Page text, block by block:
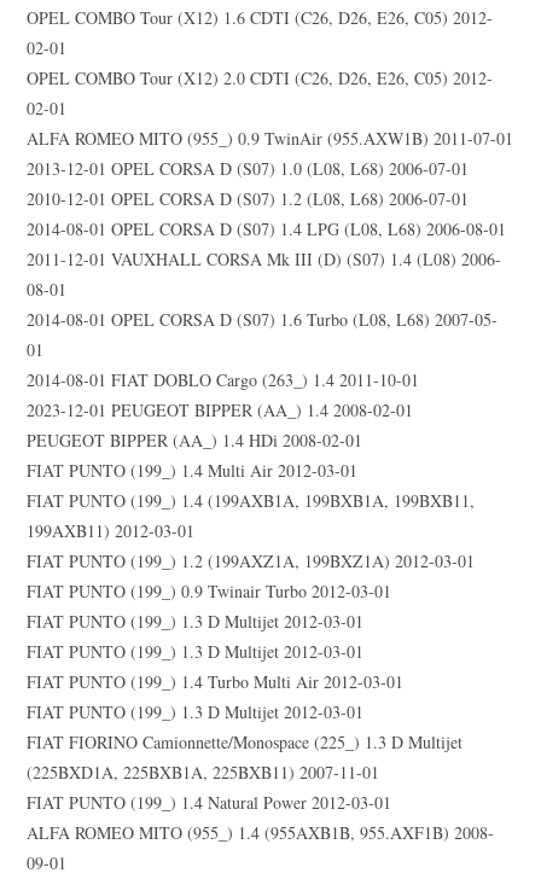
OPEL COMBO Tour (X12) 1.6 CDTI (C26, D26, E26, C05) 2012-
02-01
OPEL COMBO Tour (X12) 2.0 CDTI (C26, D26, E26, C05) 2012-
02-01
ALFA ROMEO MITO (955_) 0.9 TwinAir (955.AXW1B) 2011-07-01
2013-12-01 OPEL CORSA D (S07) 1.0 (L08, L68) 2006-07-01
2010-12-01 OPEL CORSA D (S07) 1.2 (L08, L68) 2006-07-01
2014-08-01 OPEL CORSA D (S07) 1.4 LPG (L08, L68) 2006-08-01
2011-12-01 VAUXHALL CORSA Mk III (D) (S07) 1.4 (L08) 2006-
08-01
2014-08-01 OPEL CORSA D (S07) 1.6 Turbo (L08, L68) 2007-05-
01
2014-08-01 FIAT DOBLO Cargo (263_) 1.4 2011-10-01
2023-12-01 PEUGEOT BIPPER (AA_) 1.4 2008-02-01
PEUGEOT BIPPER (AA_) 1.4 HDi 2008-02-01
FIAT PUNTO (199_) 1.4 Multi Air 2012-03-01
FIAT PUNTO (199_) 1.4 (199AXB1A, 199BXB1A, 199BXB11,
199AXB11) 2012-03-01
FIAT PUNTO (199_) 1.2 (199AXZ1A, 199BXZ1A) 2012-03-01
FIAT PUNTO (199_) 0.9 Twinair Turbo 2012-03-01
FIAT PUNTO (199_) 1.3 D Multijet 2012-03-01
FIAT PUNTO (199_) 1.3 D Multijet 2012-03-01
FIAT PUNTO (199_) 1.4 Turbo Multi Air 2012-03-01
FIAT PUNTO (199_) 1.3 D Multijet 2012-03-01
FIAT FIORINO Camionnette/Monospace (225_) 1.3 D Multijet
(225BXD1A, 225BXB1A, 225BXB11) 2007-11-01
FIAT PUNTO (199_) 1.4 Natural Power 2012-03-01
ALFA ROMEO MITO (955_) 1.4 (955AXB1B, 955.AXF1B) 2008-
09-01